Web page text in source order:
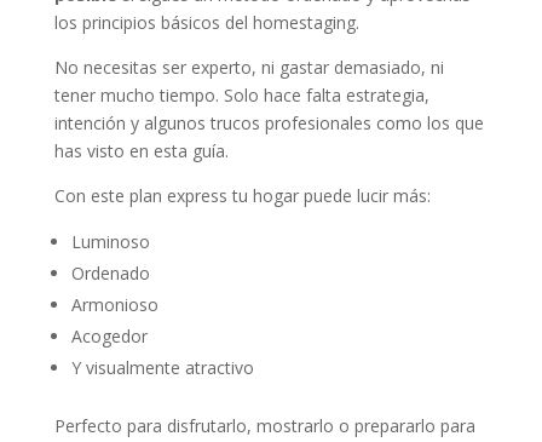
los principios básicos del homestaging.
No necesitas ser experto, ni gastar demasiado, ni
tener mucho tiempo. Solo hace falta estrategia,
intención y algunos trucos profesionales como los que
has visto en esta guía.
Con este plan express tu hogar puede lucir más:
Luminoso
Ordenado
Armonioso
Acogedor
Y visualmente atractivo
Perfecto para disfrutarlo, mostrarlo o prepararlo para